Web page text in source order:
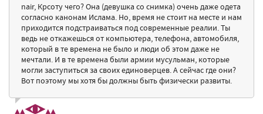
nair, Крсоту чего? Она (девушка со снимка) очень даже одета
согласно канонам Ислама. Но, время не стоит на месте и нам
приходится подстраиваться под современные реалии. Ты
ведь не откажешься от компьютера, телефона, автомобиля,
который в те времена не было и люди об этом даже не
мечтали. И в те времена были армии мусульман, которые
могли заступиться за своих единоверцев. А сейчас где они?
Вот поэтому мы хотя бы должны быть физически развиты.